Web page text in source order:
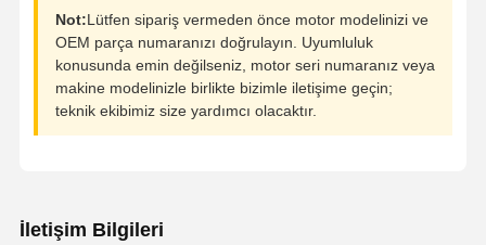
Not:Lütfen sipariş vermeden önce motor modelinizi ve
OEM parça numaranızı doğrulayın. Uyumluluk
konusunda emin değilseniz, motor seri numaranız veya
makine modelinizle birlikte bizimle iletişime geçin;
teknik ekibimiz size yardımcı olacaktır.
İletişim Bilgileri